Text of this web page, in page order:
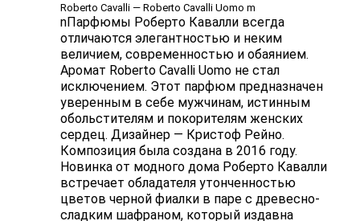
Roberto Cavalli — Roberto Cavalli Uomo m
nПарфюмы Роберто Кавалли всегда
отличаются элегантностью и неким
величием, современностью и обаянием.
Аромат Roberto Cavalli Uomo не стал
исключением. Этот парфюм предназначен
уверенным в себе мужчинам, истинным
обольстителям и покорителям женских
сердец. Дизайнер — Кристоф Рейно.
Композиция была создана в 2016 году.
Новинка от модного дома Роберто Кавалли
встречает обладателя утонченностью
цветов черной фиалки в паре с древесно-
сладким шафраном, который издавна